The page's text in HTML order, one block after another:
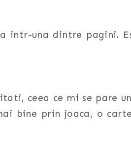
intr-una dintre pagini.
ceea ce mi se pare
bine prin joaca, o